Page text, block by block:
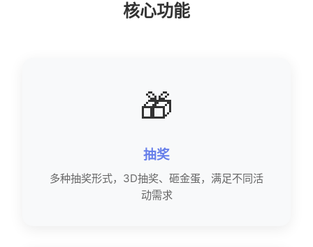
核心功能
🎁
抽奖
多种抽奖形式，3D抽奖、砸金蛋，满足不同活
动需求